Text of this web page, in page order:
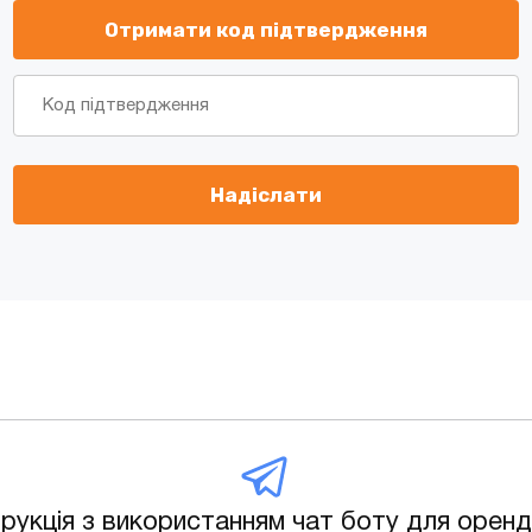
з використанням чат боту для